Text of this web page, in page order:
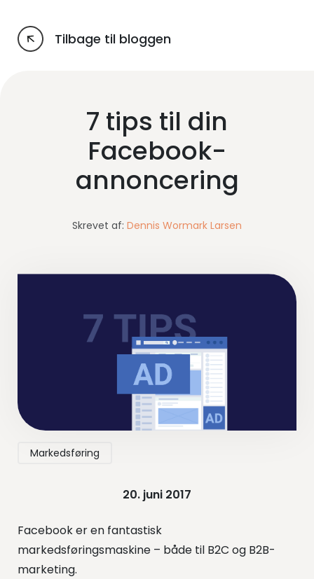
Tilbage til bloggen
7 tips til din
Facebook-
annoncering
Skrevet af: Dennis Wormark Larsen
Markedsføring
20. juni 2017
Facebook er en fantastisk
markedsføringsmaskine – både til B2C og B2B-
marketing.